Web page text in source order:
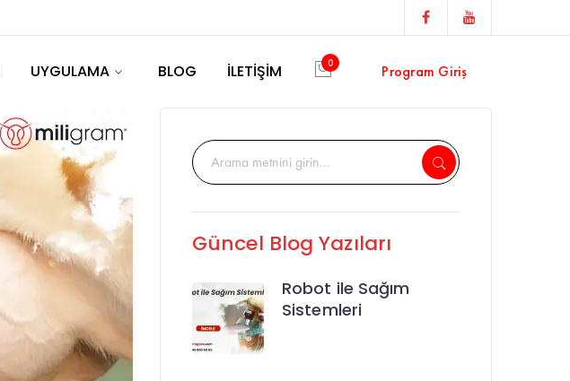
Facebook
Program Giriş
0
UYGULAMA BLOG İLETİŞİM
Güncel Blog Yazıları
Robot ile Sağım
Sistemleri